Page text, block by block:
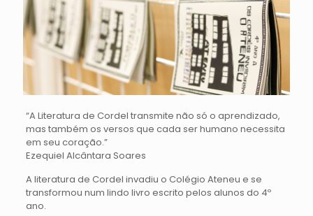
“A Literatura de Cordel transmite não só o aprendizado,
mas também os versos que cada ser humano necessita
em seu coração.”
Ezequiel Alcântara Soares
A literatura de Cordel invadiu o Colégio Ateneu e se
transformou num lindo livro escrito pelos alunos do 4º
ano.